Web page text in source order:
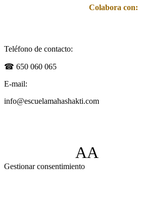
Colabora con:
Teléfono de contacto:
☎︎ 650 060 065
E-mail:
info@escuelamahashakti.com
AA
Gestionar consentimiento